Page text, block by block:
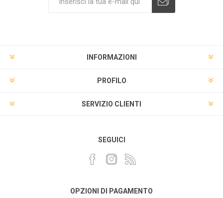
INFORMAZIONI
PROFILO
SERVIZIO CLIENTI
SEGUICI
OPZIONI DI PAGAMENTO